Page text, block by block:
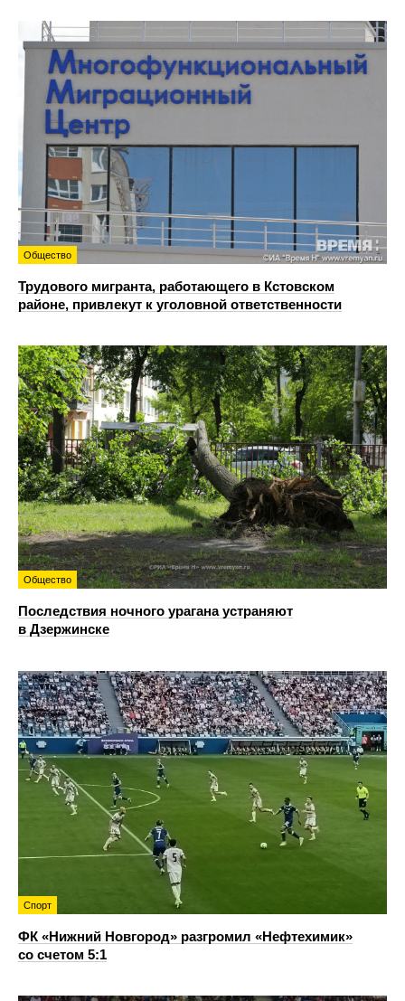
Общество
Трудового мигранта, работающего в Кстовском
районе, привлекут к уголовной ответственности
Общество
Последствия ночного урагана устраняют
в Дзержинске
Спорт
ФК «Нижний Новгород» разгромил «Нефтехимик»
со счетом 5:1